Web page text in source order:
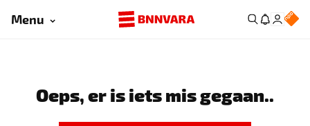
Menu
Oeps, er is iets mis gegaan..